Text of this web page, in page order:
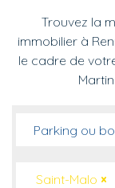
Trouvez la
immobilier à
le cadre de
Parking ou
×
Saint-Malo